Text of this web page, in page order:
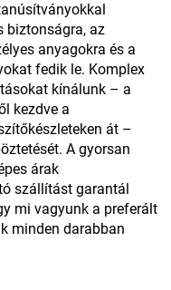
biztonságra, az
anyagokra és a
fedik le. Komplex
kínálunk – a
kezdve a
át –
A gyorsan
árak
szállítást garantál
mi vagyunk a preferált
minden darabban